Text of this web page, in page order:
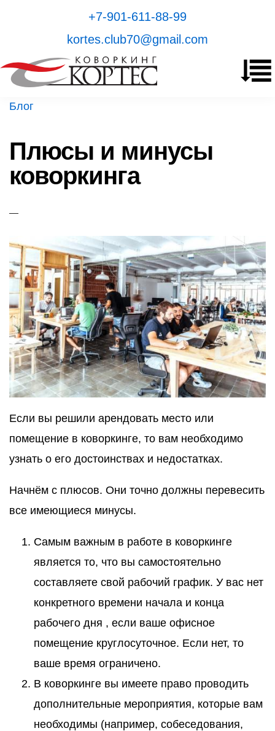
Перейти к основному содержанию
Блог
Плюсы и минусы
коворкинга
Если вы решили арендовать место или
помещение в коворкинге, то вам необходимо
узнать о его достоинствах и недостатках.
Начнём с плюсов. Они точно должны перевесить
все имеющиеся минусы.
Самым важным в работе в коворкинге
является то, что вы самостоятельно
составляете свой рабочий график. У вас нет
конкретного времени начала и конца
рабочего дня , если ваше офисное
помещение круглосуточное. Если нет, то
ваше время ограничено.
В коворкинге вы имеете право проводить
дополнительные мероприятия, которые вам
необходимы (например, собеседования,
+7-901-611-88-99
kortes.club70@gmail.com
Цены
Отзывы
Блог
Контакты